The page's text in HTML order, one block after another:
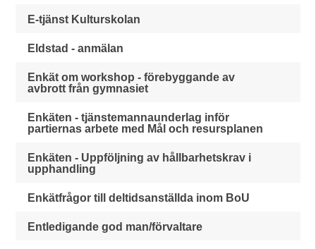
E-tjänst Kulturskolan
Eldstad - anmälan
Enkät om workshop - förebyggande av
avbrott från gymnasiet
Enkäten - tjänstemannaunderlag inför
partiernas arbete med Mål och resursplanen
Enkäten - Uppföljning av hållbarhetskrav i
upphandling
Enkätfrågor till deltidsanställda inom BoU
Entledigande god man/förvaltare